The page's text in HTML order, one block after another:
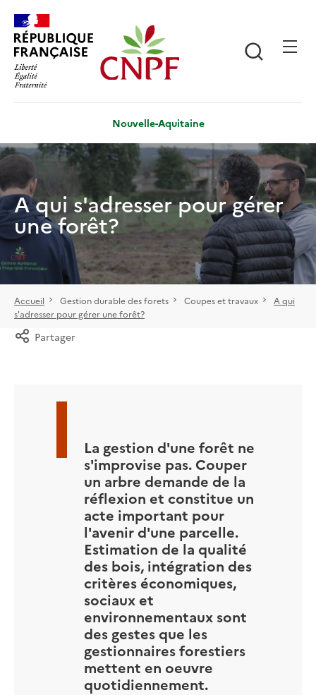
contenu
principal
Nouvelle-Aquitaine
A qui s'adresser pour gérer
une forêt?
Accueil Gestion durable des forets Coupes et travaux
A qui
s'adresser pour gérer une forêt?
Partager
La gestion d'une forêt ne
s'improvise pas. Couper
un arbre demande de la
réflexion et constitue un
acte important pour
l'avenir d'une parcelle.
Estimation de la qualité
des bois, intégration des
critères économiques,
sociaux et
environnementaux sont
des gestes que les
gestionnaires forestiers
mettent en oeuvre
quotidiennement.